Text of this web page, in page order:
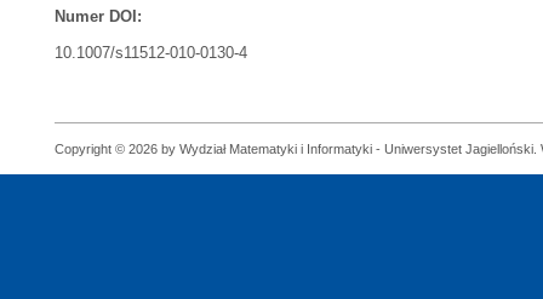
Numer DOI:
10.1007/s11512-010-0130-4
Copyright © 2026 by Wydział Matematyki i Informatyki - Uniwersystet